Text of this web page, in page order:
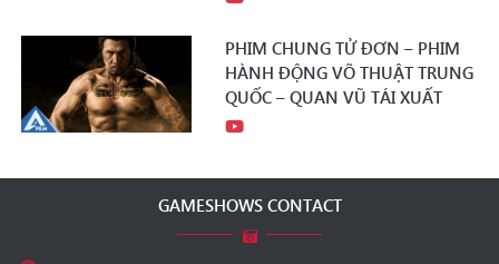
PHIM CHUNG TỬ ĐƠN – PHIM
HÀNH ĐỘNG VÕ THUẬT TRUNG
QUỐC – QUAN VŨ TÁI XUẤT
GAMESHOWS CONTACT